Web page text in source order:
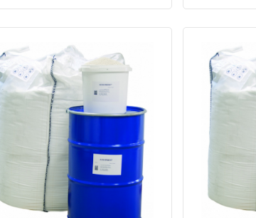
Быстрый просмотрДобавить к сравнениюДобавить в избранное